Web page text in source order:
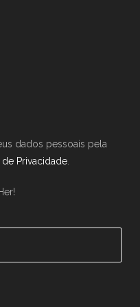
dados pessoais pela
de Privacidade